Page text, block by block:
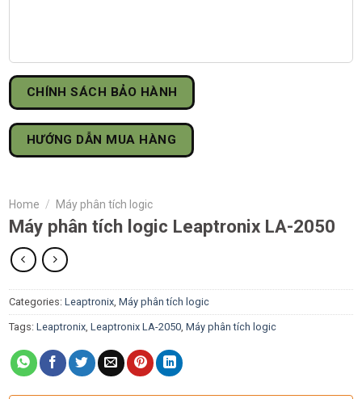
CHÍNH SÁCH BẢO HÀNH
HƯỚNG DẪN MUA HÀNG
Home / Máy phân tích logic
Máy phân tích logic Leaptronix LA-2050
Categories: Leaptronix, Máy phân tích logic
Tags: Leaptronix, Leaptronix LA-2050, Máy phân tích logic